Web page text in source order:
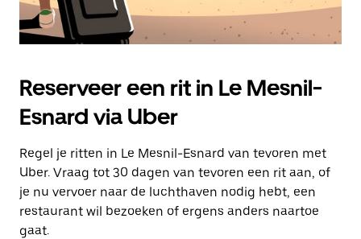
Reserveer een rit in Le Mesnil-
Esnard via Uber
Regel je ritten in Le Mesnil-Esnard van tevoren met
Uber. Vraag tot 30 dagen van tevoren een rit aan, of
je nu vervoer naar de luchthaven nodig hebt, een
restaurant wil bezoeken of ergens anders naartoe
gaat.